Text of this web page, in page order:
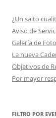
¿Un salto
Aviso de
Galería de
La nueva
Objetivos de
Por mayor
FILTRO POR